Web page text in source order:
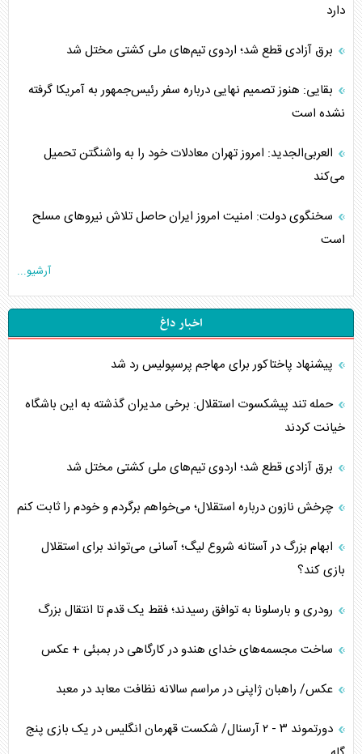
دارد
برق آزادی قطع شد؛ اردوی تیم‌های ملی کشتی مختل شد
بقایی: هنوز تصمیم نهایی درباره سفر رئیس‌جمهور به آمریکا گرفته
نشده است
العربی‌الجدید: امروز تهران معادلات خود را به واشنگتن تحمیل
می‌کند
سخنگوی دولت: امنیت امروز ایران حاصل تلاش نیروهای مسلح
است
آرشیو...
اخبار داغ
پیشنهاد پاختاکور برای مهاجم پرسپولیس رد شد
حمله تند پیشکسوت استقلال: برخی مدیران گذشته به این باشگاه
خیانت کردند
برق آزادی قطع شد؛ اردوی تیم‌های ملی کشتی مختل شد
چرخش نازون درباره استقلال؛ می‌خواهم برگردم و خودم را ثابت کنم
ابهام بزرگ در آستانه شروع لیگ؛ آسانی می‌تواند برای استقلال
بازی کند؟
رودری و بارسلونا به توافق رسیدند؛ فقط یک قدم تا انتقال بزرگ
ساخت مجسمه‌های خدای هندو در کارگاهی در بمبئی + عکس
عکس/ راهبان ژاپنی در مراسم سالانه نظافت معابد در معبد
دورتموند ۳ - ۲ آرسنال/ شکست قهرمان انگلیس در یک بازی پنج